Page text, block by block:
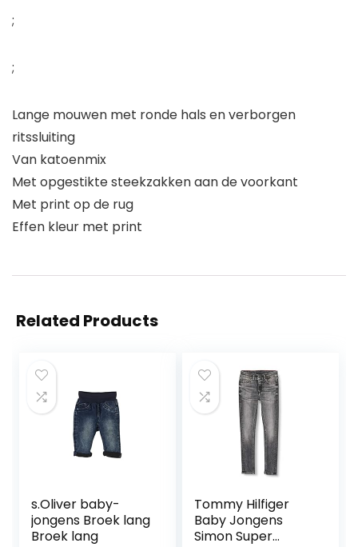
;
;
Lange mouwen met ronde hals en verborgen
ritssluiting
Van katoenmix
Met opgestikte steekzakken aan de voorkant
Met print op de rug
Effen kleur met print
Related Products
s.Oliver baby-
jongens Broek lang
Broek lang
Tommy Hilfiger
Baby Jongens
Simon Super